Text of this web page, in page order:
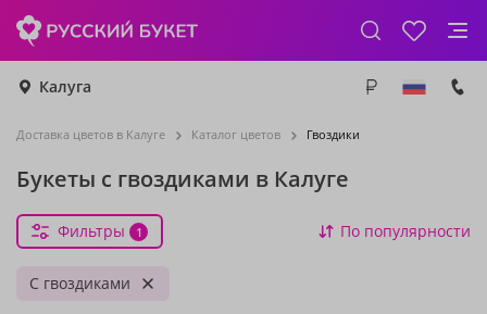
Калуга
Доставка цветов в Калуге Каталог цветов Гвоздики
Букеты с гвоздиками в Калуге
Фильтры 1 По популярности
С гвоздиками